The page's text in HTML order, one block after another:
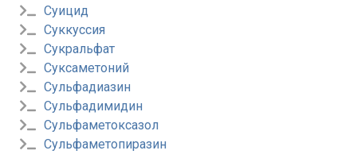
Суицид
Суккуссия
Сукральфат
Суксаметоний
Сульфадиазин
Сульфадимидин
Сульфаметоксазол
Сульфаметопиразин